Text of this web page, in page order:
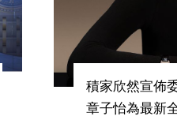
積家欣然宣佈
章子怡為最新